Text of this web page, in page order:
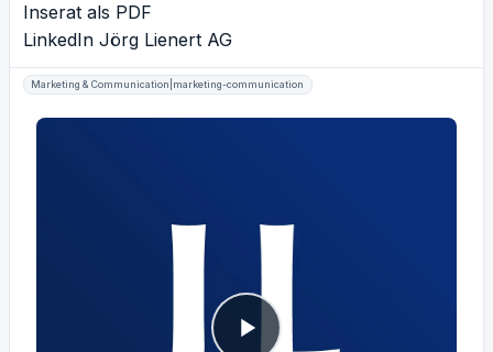
Inserat als PDF
LinkedIn Jörg Lienert AG
Marketing & Communication|marketing-communication